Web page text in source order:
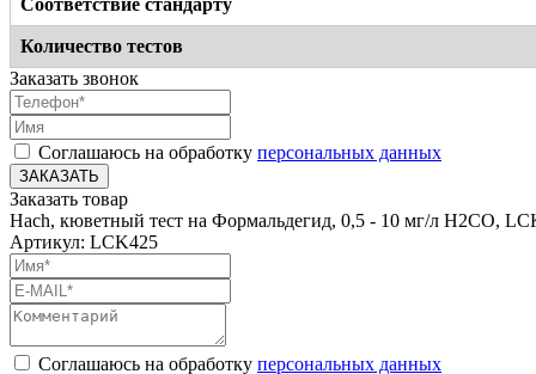
Количество тестов
Заказать звонок
Соглашаюсь на обработку персональных данных
ЗАКАЗАТЬ
Заказать товар
Hach, кюветный тест на Формальдегид, 0,5 - 10 мг/л H2CO,
Артикул: LCK425
Соглашаюсь на обработку персональных данных